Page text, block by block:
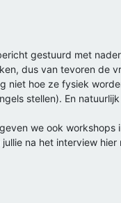
gestuurd met
dus van tevoren de
niet hoe ze fysiek
stellen). En
we ook
na het interview